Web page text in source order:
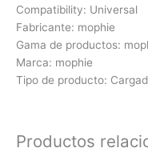
Compatibility: Universal
Fabricante: mophie
Gama de productos:
Marca: mophie
Tipo de producto:
Productos